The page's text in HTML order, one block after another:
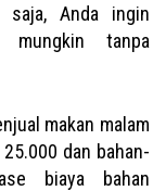
saja, Anda ingin
mungkin tanpa
makan malam
dan bahan-
biaya bahan